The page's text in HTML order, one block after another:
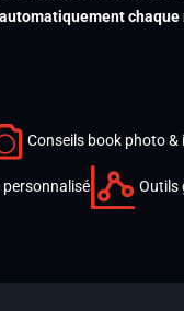
Conseils book photo &
Outils